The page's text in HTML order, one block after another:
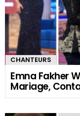
CHANTEURS
Emna Fakher
Mariage,